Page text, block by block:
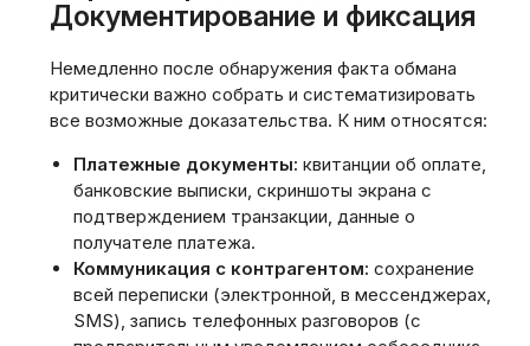
Документирование и фиксация
Немедленно после обнаружения факта обмана
критически важно собрать и систематизировать
все возможные доказательства. К ним относятся:
Платежные документы: квитанции об оплате,
банковские выписки, скриншоты экрана с
подтверждением транзакции, данные о
получателе платежа.
Коммуникация с контрагентом: сохранение
всей переписки (электронной, в мессенджерах,
SMS), запись телефонных разговоров (с